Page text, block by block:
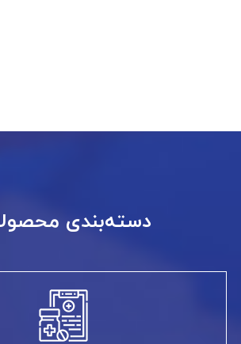
دسته‌بندی